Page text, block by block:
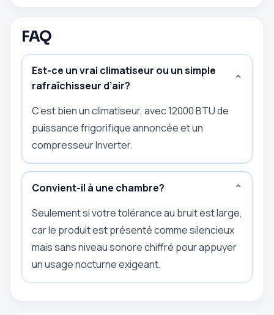
FAQ
Est-ce un vrai climatiseur ou un simple
rafraîchisseur d’air?
⌄
C’est bien un climatiseur, avec 12000 BTU de
puissance frigorifique annoncée et un
compresseur Inverter.
Convient-il à une chambre?
⌄
Seulement si votre tolérance au bruit est large,
car le produit est présenté comme silencieux
mais sans niveau sonore chiffré pour appuyer
un usage nocturne exigeant.